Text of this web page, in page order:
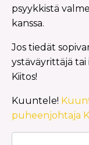
psyykkistä
kanssa.
Jos tiedät
ystäväyrittäjä tai
Kiitos!
Kuuntele!
puheenjohtaja